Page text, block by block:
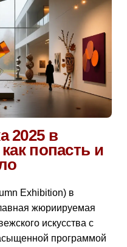
2025 в
попасть и
Exhibition) в
жюриируемая
искусства с
программой